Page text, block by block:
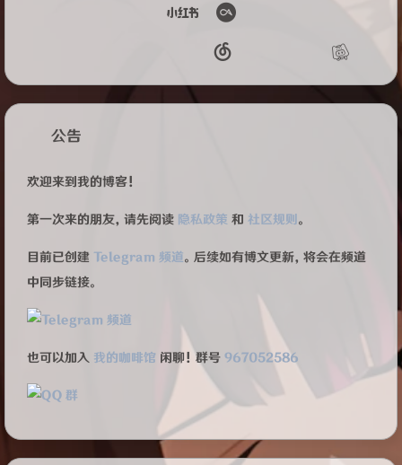
公告
欢迎来到我的博客！
第一次来的朋友，请先阅读 隐私政策 和 社区规则 。
目前已创建 Telegram 频道。后续如有博文更新，将会在频道
中同步链接。
也可以加入 我的咖啡馆 闲聊！群号 967052586